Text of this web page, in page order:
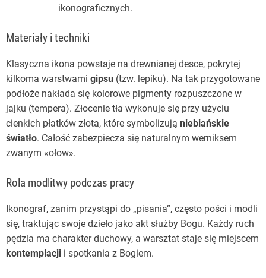
ikonograficznych.
Materiały i techniki
Klasyczna ikona powstaje na drewnianej desce, pokrytej
kilkoma warstwami gipsu (tzw. lepiku). Na tak przygotowane
podłoże nakłada się kolorowe pigmenty rozpuszczone w
jajku (tempera). Złocenie tła wykonuje się przy użyciu
cienkich płatków złota, które symbolizują niebiańskie
światło. Całość zabezpiecza się naturalnym werniksem
zwanym «ołow».
Rola modlitwy podczas pracy
Ikonograf, zanim przystąpi do „pisania”, często pości i modli
się, traktując swoje dzieło jako akt służby Bogu. Każdy ruch
pędzla ma charakter duchowy, a warsztat staje się miejscem
kontemplacji i spotkania z Bogiem.